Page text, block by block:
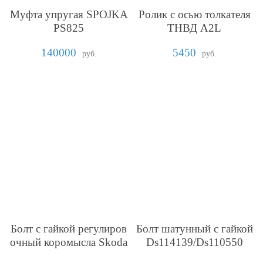
Муфта упругая SPOJKA
PS825
140000
руб.
Ролик с осью толкателя
ТНВД A2L
5450
руб.
Болт с гайкой регулиров
очный коромысла Skoda
Болт шатунный с гайкой
Ds114139/Ds110550